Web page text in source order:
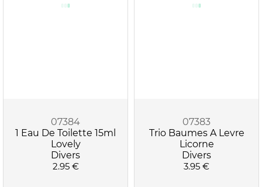
07384
1 Eau De Toilette 15ml
Lovely
Divers
2.95 €
07383
Trio Baumes A Levre
Licorne
Divers
3.95 €